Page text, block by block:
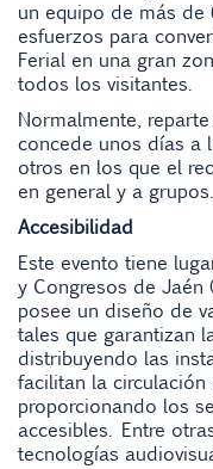
un equipo de más de
esfuerzos para
Ferial en una gran
todos los visitantes.
Normalmente,
concede unos días a
otros en los que el
en general y a grupos.
Accesibilidad
Este evento tiene
y Congresos de Jaén
posee un diseño de
tales que garantizan
distribuyendo las
facilitan la
proporcionando los
accesibles. Entre
tecnologías